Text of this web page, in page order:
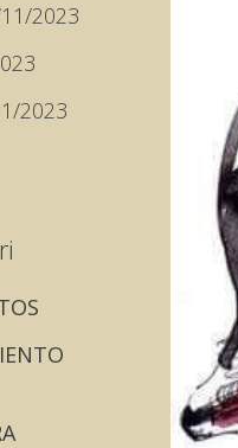
2023
2023